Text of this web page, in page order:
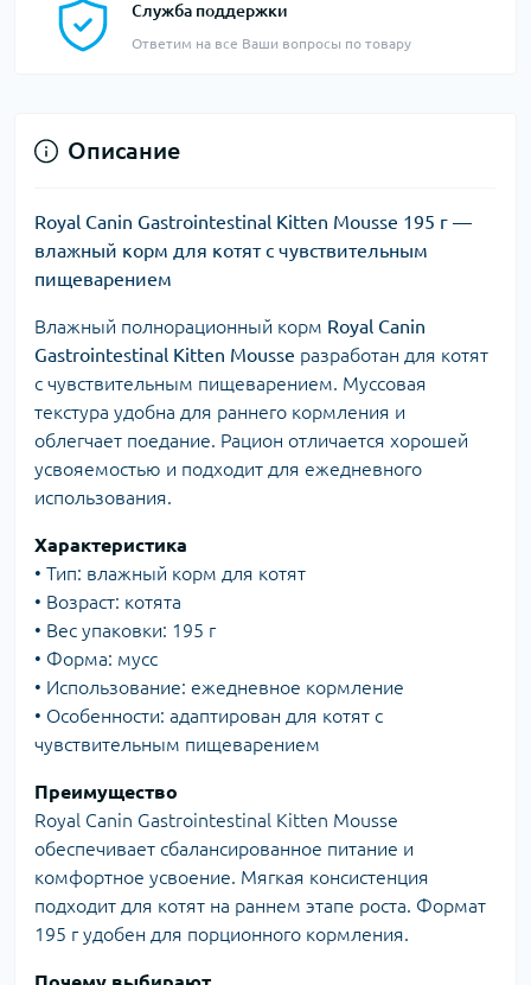
Служба поддержки
Ответим на все Ваши вопросы по товару
Описание
Royal Canin Gastrointestinal Kitten Mousse 195 г —
влажный корм для котят с чувствительным
пищеварением
Влажный полнорационный корм Royal Canin
Gastrointestinal Kitten Mousse разработан для котят
с чувствительным пищеварением. Муссовая
текстура удобна для раннего кормления и
облегчает поедание. Рацион отличается хорошей
усвояемостью и подходит для ежедневного
использования.
Характеристика
• Тип: влажный корм для котят
• Возраст: котята
• Вес упаковки: 195 г
• Форма: мусс
• Использование: ежедневное кормление
• Особенности: адаптирован для котят с
чувствительным пищеварением
Преимущество
Royal Canin Gastrointestinal Kitten Mousse
обеспечивает сбалансированное питание и
комфортное усвоение. Мягкая консистенция
подходит для котят на раннем этапе роста. Формат
195 г удобен для порционного кормления.